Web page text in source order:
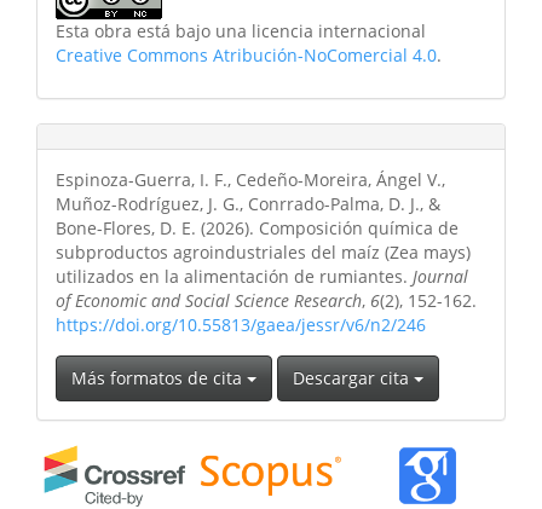
Esta obra está bajo una licencia internacional
Creative Commons Atribución-NoComercial 4.0.
Espinoza-Guerra, I. F., Cedeño-Moreira, Ángel V.,
Muñoz-Rodríguez, J. G., Conrrado-Palma, D. J., &
Bone-Flores, D. E. (2026). Composición química de
subproductos agroindustriales del maíz (Zea mays)
utilizados en la alimentación de rumiantes. Journal
of Economic and Social Science Research, 6(2), 152-162.
https://doi.org/10.55813/gaea/jessr/v6/n2/246
Más formatos de cita Descargar cita